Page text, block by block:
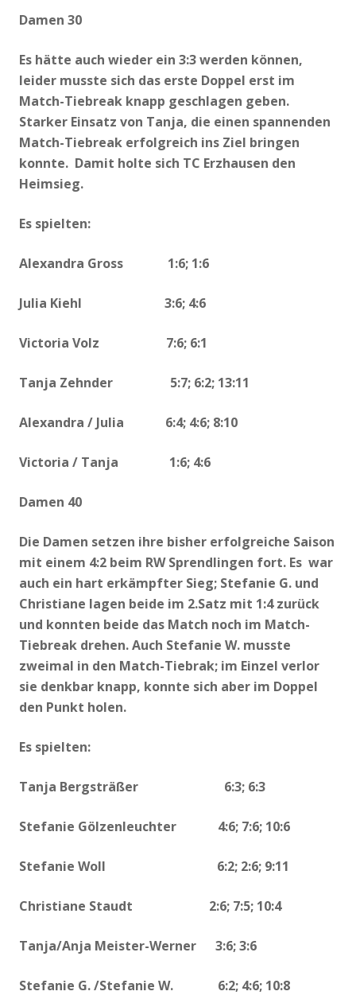
Damen 30
Es hätte auch wieder ein 3:3 werden können,
leider musste sich das erste Doppel erst im
Match-Tiebreak knapp geschlagen geben.
Starker Einsatz von Tanja, die einen spannenden
Match-Tiebreak erfolgreich ins Ziel bringen
konnte. Damit holte sich TC Erzhausen den
Heimsieg.
Es spielten:
Alexandra Gross 1:6; 1:6
Julia Kiehl 3:6; 4:6
Victoria Volz 7:6; 6:1
Tanja Zehnder 5:7; 6:2; 13:11
Alexandra / Julia 6:4; 4:6; 8:10
Victoria / Tanja 1:6; 4:6
Damen 40
Die Damen setzen ihre bisher erfolgreiche Saison
mit einem 4:2 beim RW Sprendlingen fort. Es war
auch ein hart erkämpfter Sieg; Stefanie G. und
Christiane lagen beide im 2.Satz mit 1:4 zurück
und konnten beide das Match noch im Match-
Tiebreak drehen. Auch Stefanie W. musste
zweimal in den Match-Tiebrak; im Einzel verlor
sie denkbar knapp, konnte sich aber im Doppel
den Punkt holen.
Es spielten:
Tanja Bergsträßer 6:3; 6:3
Stefanie Gölzenleuchter 4:6; 7:6; 10:6
Stefanie Woll 6:2; 2:6; 9:11
Christiane Staudt 2:6; 7:5; 10:4
Tanja/Anja Meister-Werner 3:6; 3:6
Stefanie G. /Stefanie W. 6:2; 4:6; 10:8